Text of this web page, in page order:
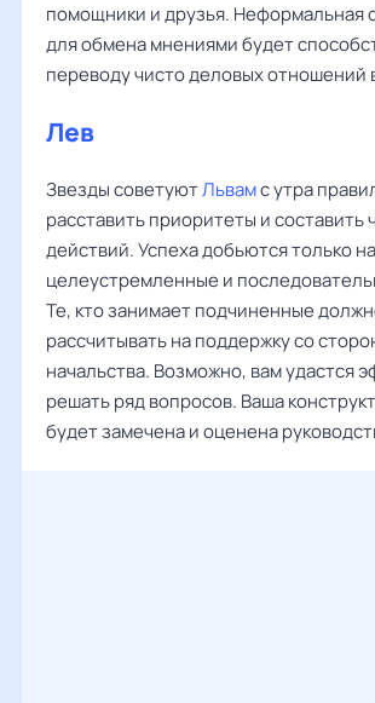
помощники и друзья. Неформальная
для обмена мнениями будет
переводу чисто деловых отношений
Лев
Звезды советуютЛьвамс утра
расставить приоритеты и составить
действий. Успеха добьются только
целеустремленные и
Те, кто занимает подчиненные
рассчитывать на поддержку со
начальства. Возможно, вам удастся
решать ряд вопросов. Ваша
будет замечена и оценена